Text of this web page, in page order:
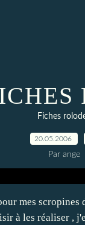
Fiches
20.05.2006
Par ange
mes scropines
à les réaliser ,